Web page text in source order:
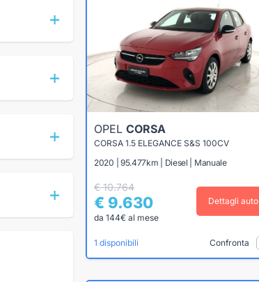
OPEL CORSA
CORSA 1.5 ELEGANCE S&S 100CV
2020 | 95.477km | Diesel | Manuale
€ 10.764
€ 9.630
da 144€ al mese
Dettagli auto
1 disponibili Confronta